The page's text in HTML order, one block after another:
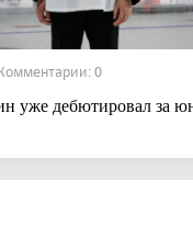
0
уже дебютировал за